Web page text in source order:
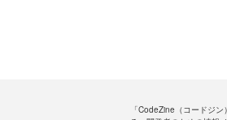
「CodeZine（コードジ